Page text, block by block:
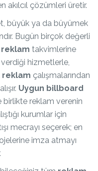
akılcıl çözümleri üretir.
büyük ya da büyümek
Bugün birçok değerli
reklam takvimlerine
verdiği hizmetlerle,
reklam çalışmalarından
Uygun billboard
reklam verenin
kurumlar için
mecrayı seçerek; en
imza atmayı